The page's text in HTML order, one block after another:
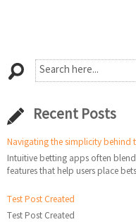
Recent Posts
Navigating the simplicity behind
Intuitive betting apps often
features that help users place
Test Post Created
Test Post Created